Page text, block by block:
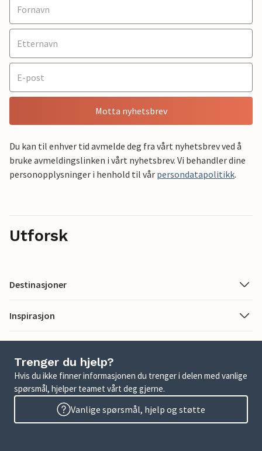
Motta nyhetsbrev
Du kan til enhver tid avmelde deg fra vårt nyhetsbrev ved å
bruke avmeldingslinken i vårt nyhetsbrev. Vi behandler dine
personopplysninger i henhold til vår persondatapolitikk.
Utforsk
Destinasjoner
Inspirasjon
Trenger du hjelp?
Hvis du ikke finner informasjonen du trenger i delen med vanlige
spørsmål, hjelper teamet vårt deg gjerne.
Vanlige spørsmål, hjelp og støtte